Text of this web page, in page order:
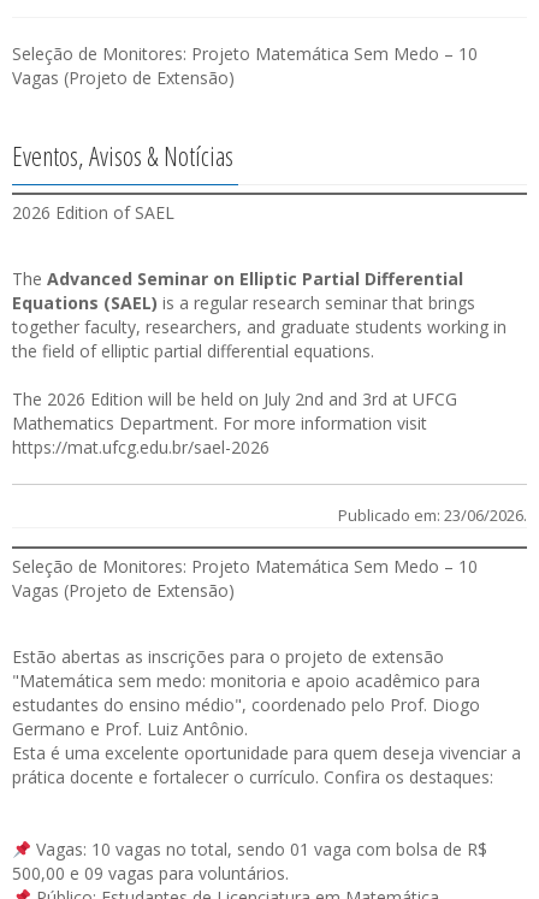
Seleção de Monitores: Projeto Matemática Sem Medo – 10
Vagas (Projeto de Extensão)
Eventos, Avisos & Notícias
2026 Edition of SAEL
The Advanced Seminar on Elliptic Partial Differential
Equations (SAEL) is a regular research seminar that brings
together faculty, researchers, and graduate students working in
the field of elliptic partial differential equations.
The 2026 Edition will be held on July 2nd and 3rd at UFCG
Mathematics Department. For more information visit
https://mat.ufcg.edu.br/sael-2026
Publicado em: 23/06/2026.
Seleção de Monitores: Projeto Matemática Sem Medo – 10
Vagas (Projeto de Extensão)
Estão abertas as inscrições para o projeto de extensão
"Matemática sem medo: monitoria e apoio acadêmico para
estudantes do ensino médio", coordenado pelo Prof. Diogo
Germano e Prof. Luiz Antônio.
Esta é uma excelente oportunidade para quem deseja vivenciar a
prática docente e fortalecer o currículo. Confira os destaques:
Vagas: 10 vagas no total, sendo 01 vaga com bolsa de R$
500,00 e 09 vagas para voluntários.